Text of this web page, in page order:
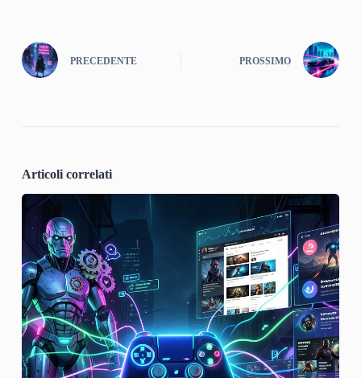
PRECEDENTE PROSSIMO
Articoli correlati